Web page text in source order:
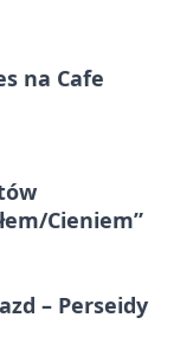
na Cafe
Cieniem”
– Perseidy